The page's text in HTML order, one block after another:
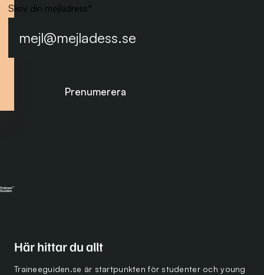
Skriv din mejladress*
Här hittar du allt
Traineeguiden.se är startpunkten för studenter och young